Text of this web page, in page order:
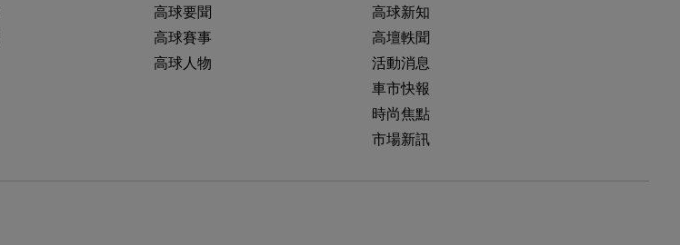
高球要聞
高球賽事
高球人物
高球新知
高壇軼聞
活動消息
車市快報
時尚焦點
市場新訊